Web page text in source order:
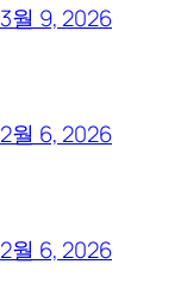
3월 9, 2026
2월 6, 2026
2월 6, 2026